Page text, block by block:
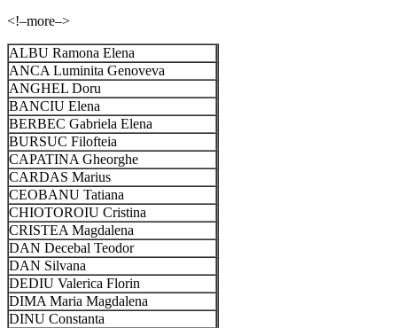
<!–more–>
ALBU Ramona Elena
ANCA Luminita Genoveva
ANGHEL Doru
BANCIU Elena
BERBEC Gabriela Elena
BURSUC Filofteia
CAPATINA Gheorghe
CARDAS Marius
CEOBANU Tatiana
CHIOTOROIU Cristina
CRISTEA Magdalena
DAN Decebal Teodor
DAN Silvana
DEDIU Valerica Florin
DIMA Maria Magdalena
DINU Constanta